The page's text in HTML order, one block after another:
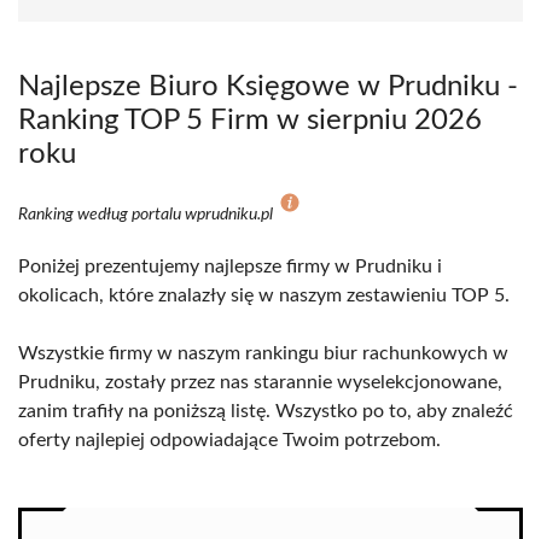
Najlepsze Biuro Księgowe w Prudniku -
Ranking TOP 5 Firm w sierpniu 2026
roku
Ranking według portalu wprudniku.pl
Poniżej prezentujemy najlepsze firmy w Prudniku i
okolicach, które znalazły się w naszym zestawieniu TOP 5.
Wszystkie firmy w naszym rankingu biur rachunkowych w
Prudniku, zostały przez nas starannie wyselekcjonowane,
zanim trafiły na poniższą listę. Wszystko po to, aby znaleźć
oferty najlepiej odpowiadające Twoim potrzebom.